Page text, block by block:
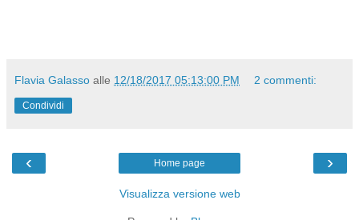
Flavia Galasso alle 12/18/2017 05:13:00 PM 2 commenti:
Condividi
‹ ›
Home page
Visualizza versione web